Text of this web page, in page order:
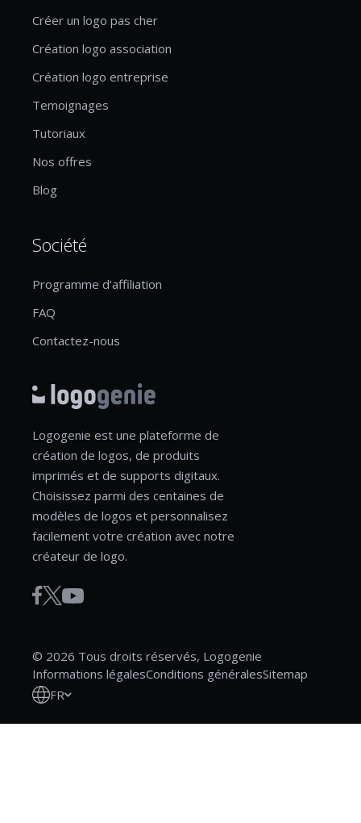
Créer un logo pas cher
Création logo association
Création logo entreprise
Temoignages
Tutoriaux
Nos offres
Blog
Société
Programme d'affiliation
FAQ
Contactez-nous
Logogenie est une plateforme de
création de logos, de produits
imprimés et de supports digitaux.
Choisissez parmi des centaines de
modèles de logos et personnalisez
facilement votre création avec notre
créateur de logo.
© 2026 Tous droits réservés, Logogenie
Informations légalesConditions généralesSitemap
FR